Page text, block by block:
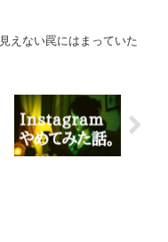
えない罠にはまっていた